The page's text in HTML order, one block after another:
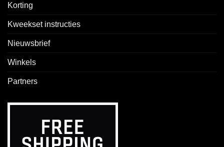
Korting
Kweekset instructies
Nieuwsbrief
Winkels
Partners